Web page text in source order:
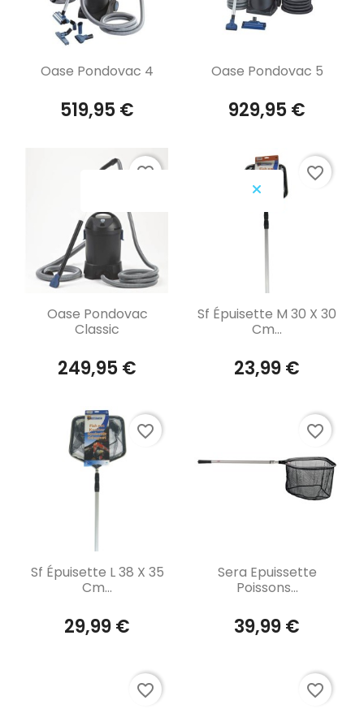
Aperçu rapide
Oase Pondovac 4
519,95 €
Aperçu rapide
Oase Pondovac 5
929,95 €
Aperçu rapide
Oase Pondovac
Classic
249,95 €
favorite_border
Aperçu rapide
Sf Épuisette M 30 X 30
Cm...
23,99 €
favorite_border
Aperçu rapide
Sf Épuisette L 38 X 35
Cm...
29,99 €
favorite_border
Aperçu rapide
Sera Epuissette
Poissons...
39,99 €
favorite_border
favorite_border favorite_border